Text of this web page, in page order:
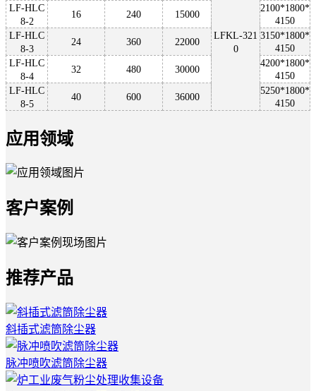
LFKL-321
0
LF-HLC
8-2
16 240 15000
2100*1800*
4150
LF-HLC
8-3
24 360 22000
3150*1800*
4150
LF-HLC
8-4
32 480 30000
4200*1800*
4150
LF-HLC
8-5
40 600 36000
5250*1800*
4150
应用领域
客户案例
推荐产品
斜插式滤筒除尘器
脉冲喷吹滤筒除尘器